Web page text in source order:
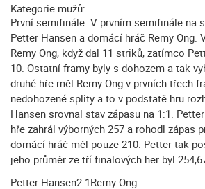
Kategorie mužů:
První semifinále: V prvním semifinále na
Petter Hansen a domácí hráč Remy Ong.
Remy Ong, když dal 11 striků, zatímco
10. Ostatní framy byly s dohozem a tak
druhé hře měl Remy Ong v prvních třech
nedohozené splity a to v podstatě hru
Hansen srovnal stav zápasu na 1:1.
hře zahrál výborných 257 a rohodl zápas
domácí hráč měl pouze 210. Petter tak
jeho průměr ze tří finalových her byl
Petter Hansen2:1Remy Ong